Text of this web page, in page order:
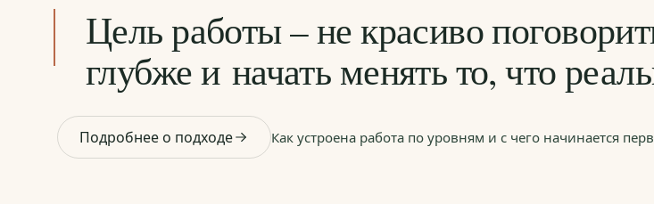
Цель работы – не красиво
глубже и начать менять то, что
Подробнее о подходе Как устроена работа по уровням и с чего начинается